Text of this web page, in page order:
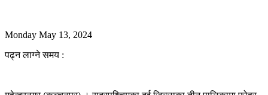
Monday May 13, 2024
पढ्न लाग्ने समय :